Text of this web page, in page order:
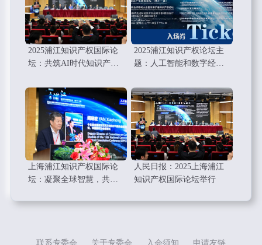
2025浦江知识产权国际论
坛：共筑AI时代知识产权
2025浦江知识产权论坛主
题：人工智能和数字经济
上海浦江知识产权国际论
坛：凝聚全球智慧，共绘
人民日报：2025上海浦江
知识产权国际论坛举行
联系专委会 关于专委会 入会须知 申请友链